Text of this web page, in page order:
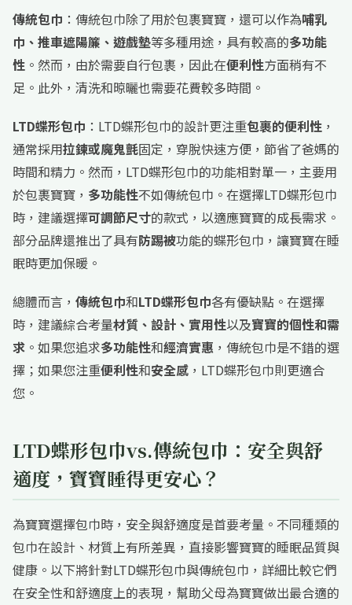
傳統包巾 ：傳統包巾除了用於包裹寶寶，還可以作為哺乳
巾、推車遮陽簾、遊戲墊等多種用途，具有較高的多功能
性 。然而，由於需要自行包裹，因此在便利性方面稍有不
足。此外，清洗和晾曬也需要花費較多時間。
LTD蝶形包巾 ：LTD蝶形包巾的設計更注重包裹的便利性 ，
通常採用拉鍊或魔鬼氈固定，穿脫快速方便，節省了爸媽的
時間和精力。然而，LTD蝶形包巾的功能相對單一，主要用
於包裹寶寶， 多功能性不如傳統包巾。在選擇LTD蝶形包巾
時，建議選擇可調節尺寸的款式，以適應寶寶的成長需求。
部分品牌還推出了具有防踢被功能的蝶形包巾，讓寶寶在睡
眠時更加保暖。
總體而言， 傳統包巾和LTD蝶形包巾各有優缺點。在選擇
時，建議綜合考量材質、設計、實用性以及寶寶的個性和需
求 。如果您追求多功能性和經濟實惠 ，傳統包巾是不錯的選
擇；如果您注重便利性和安全感 ，LTD蝶形包巾則更適合
您。
LTD蝶形包巾vs.傳統包巾：安全與舒
適度，寶寶睡得更安心？
為寶寶選擇包巾時，安全與舒適度是首要考量。不同種類的
包巾在設計、材質上有所差異，直接影響寶寶的睡眠品質與
健康。以下將針對LTD蝶形包巾與傳統包巾，詳細比較它們
在安全性和舒適度上的表現，幫助父母為寶寶做出最合適的